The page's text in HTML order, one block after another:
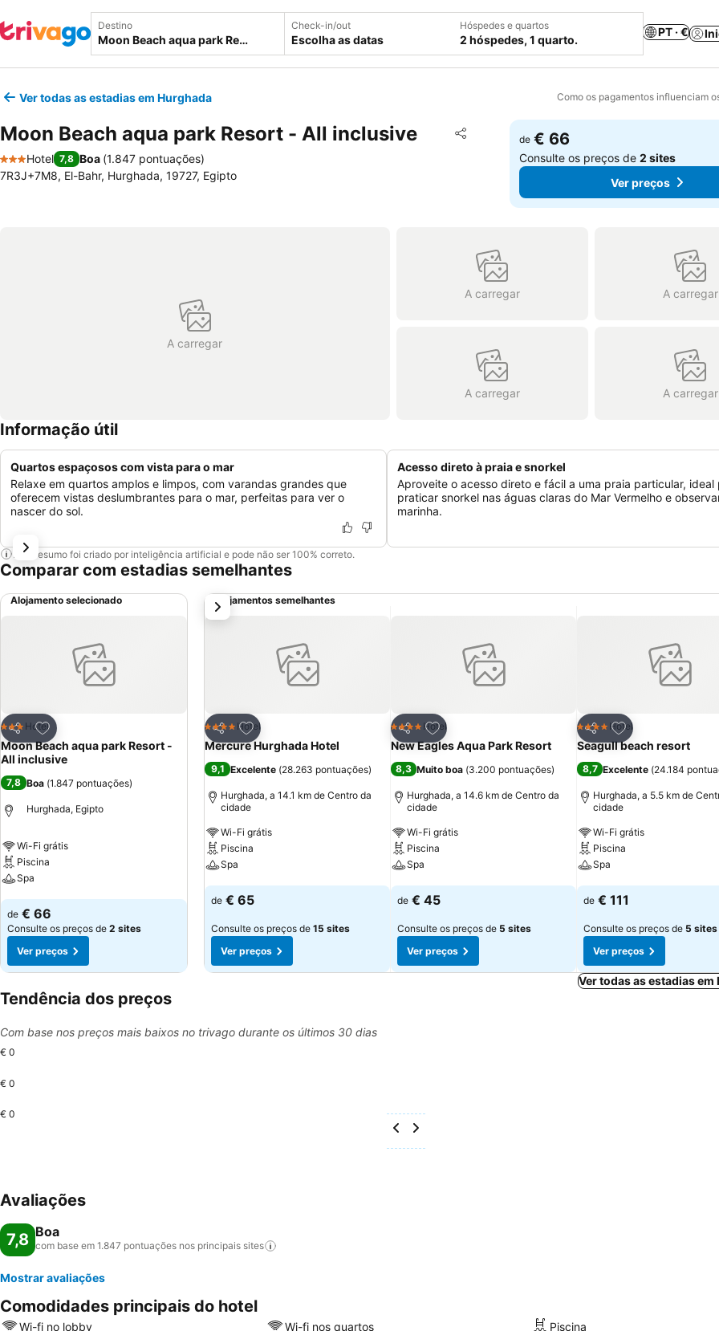
Destino Check-in/out
Escolha as datas
Hóspedes e quartos
2 hóspedes, 1 quarto.
PT · €
Ver todas as estadias em Hurghada Como os pagamentos influenciam
Moon Beach aqua park Resort - All inclusive Partilhar
Adicionar aos favoritos
3 Estrelas
Hotel 7,8 Boa (1.847 pontuações)
7R3J+7M8, El-Bahr, Hurghada, 19727, Egipto
de € 66
Consulte os preços de2 sites
Ver preços
A carregar
A carregar A carregar
A carregar A carregar
Informação útil
Quartos espaçosos com vista para o mar
Relaxe em quartos amplos e limpos, com varandas grandes que
oferecem vistas deslumbrantes para o mar, perfeitas para ver o
nascer do sol.
Acesso direto à praia e snorkel
Aproveite o acesso direto e fácil a uma praia particular, ideal
praticar snorkel nas águas claras do Mar Vermelho e
marinha.
Este resumo foi criado por inteligência artificial e pode não ser 100% correto.
Comparar com estadias semelhantes
Alojamento selecionado
Partilhar
Adicionar aos favoritos
3 Estrelas
Hotel
Moon Beach aqua park Resort -
All inclusive
7,8 Boa (1.847 pontuações)
Hurghada, Egipto
Wi-Fi grátis
Piscina
Spa
Ver preços
de € 66
Consulte os preços de 2 sites
Ver preços
Alojamentos semelhantes
Partilhar
Adicionar aos favoritos
4 EstrelasHotel
Mercure Hurghada Hotel
9,1 Excelente (28.263 pontuações)
Hurghada, a 14.1 km de Centro da
cidade
Wi-Fi grátis
Piscina
Spa
Ver preços
de € 65
Consulte os preços de 15 sites
Ver preços
Partilhar
Adicionar aos favoritos
4 EstrelasHotel
New Eagles Aqua Park Resort
8,3 Muito boa (3.200 pontuações)
Hurghada, a 14.6 km de Centro da
cidade
Wi-Fi grátis
Piscina
Spa
Ver preços
de € 45
Consulte os preços de 5 sites
Ver preços
Partilhar
Adicionar aos
4 EstrelasHotel
Seagull beach resort
8,7 Excelente (24.184
Hurghada, a 5.5 km de
cidade
Wi-Fi grátis
Piscina
Spa
Ver preços
de € 111
Consulte os preços de 5 sites
Ver preços
próximo
Ver todas as estadias em
Tendência dos preços
Com base nos preços mais baixos no trivago durante os últimos 30 dias
€ 0
€ 0
€ 0
Avaliações
7,8 Boa
com base em 1.847 pontuações nos principais sites
Mostrar avaliações
Comodidades principais do hotel
Wi-fi no lobby Wi-fi nos quartos Piscina